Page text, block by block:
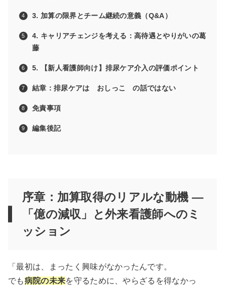
3. 加算の限界とチーム継続の意義（Q&A）
4. キャリアチェンジを考える：高待遇とやりがいの葛
藤
5. 【新人看護師向け】排尿ケア介入の評価ポイント
結章：排尿ケアは おしっこ の話ではない
免責事項
編集後記
序章：加算取得のリアルな動機 —
「億の減収」と外来看護師へのミ
ッション
「最初は、まったく興味がなかったんです。
でも病院の未来を守るために、やらざるを得なかっ